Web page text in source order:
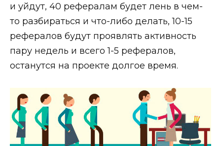
и уйдут, 40 рефералам будет лень в чем-
то разбираться и что-либо делать, 10-15
рефералов будут проявлять активность
пару недель и всего 1-5 рефералов,
останутся на проекте долгое время.